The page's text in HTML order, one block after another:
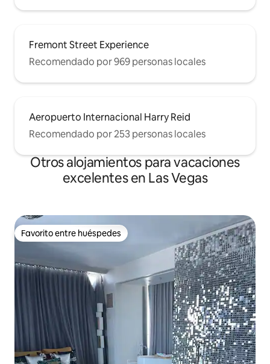
Fremont Street Experience
Recomendado por 969 personas locales
Aeropuerto Internacional Harry Reid
Recomendado por 253 personas locales
Otros alojamientos para vacaciones
excelentes en Las Vegas
Favorito entre huéspedes
Favorito entre huéspedes